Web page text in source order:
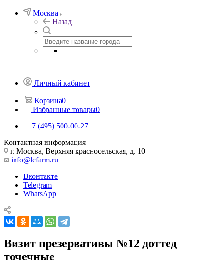
Москва
Назад
Личный кабинет
Корзина0
Избранные товары0
+7 (495) 500-00-27
Контактная информация
г. Москва, Верхняя красносельская, д. 10
info@lefarm.ru
Вконтакте
Telegram
WhatsApp
Визит презервативы №12 доттед
точечные